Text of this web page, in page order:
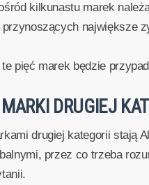
kilkunastu marek
przynoszących największe
te pięć marek będzie
MARKI DRUGIEJ
drugiej kategorii stają
przez co trzeba